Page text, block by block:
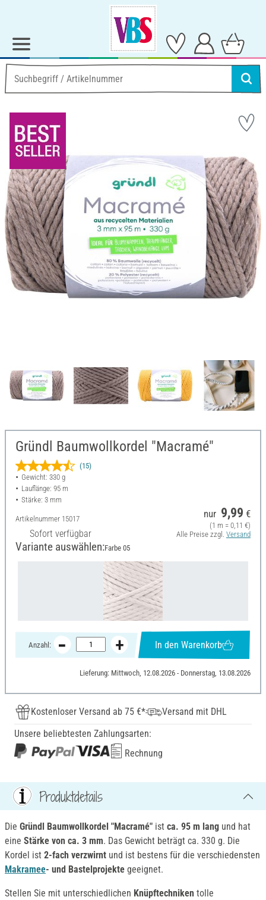
Gründl Baumwollkordel "Macramé"
(15)
Gewicht: 330 g
Lauflänge: 95 m
Stärke: 3 mm
Artikelnummer 15017
Sofort verfügbar
nur 9,99 €
(1 m = 0,11 €)
Alle Preise zzgl. Versand
Variante auswählen:Farbe 05
Anzahl: In den Warenkorb
Lieferung: Mittwoch, 12.08.2026 - Donnerstag, 13.08.2026
Kostenloser Versand ab 75 €*
Versand mit DHL
Unsere beliebtesten Zahlungsarten:
Rechnung
Produktdetails
Die Gründl Baumwollkordel "Macramé" ist ca. 95 m lang und hat
eine Stärke von ca. 3 mm. Das Gewicht beträgt ca. 330 g. Die
Kordel ist 2-fach verzwirnt und ist bestens für die verschiedensten
Makramee- und Bastelprojekte geeignet.
Stellen Sie mit unterschiedlichen Knüpftechniken tolle